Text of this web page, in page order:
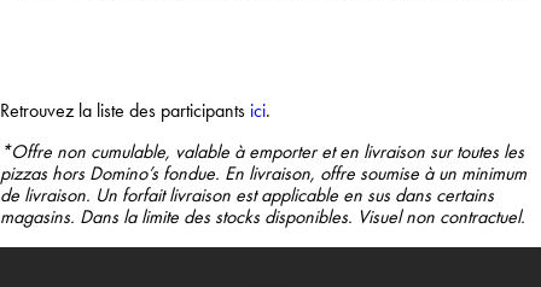
Retrouvez la liste des participants ici.
*Offre non cumulable, valable à emporter et en livraison sur toutes les
pizzas hors Domino’s fondue. En livraison, offre soumise à un minimum
de livraison. Un forfait livraison est applicable en sus dans certains
magasins. Dans la limite des stocks disponibles. Visuel non contractuel.